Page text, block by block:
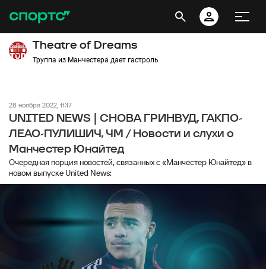
Theatre of Dreams
Труппа из Манчестера дает гастроль
28 ноября 2022, 11:17
UNITED NEWS | СНОВА ГРИНВУД, ГАКПО-
ЛЕАО-ПУЛИШИЧ, ЧМ / Новости и слухи о
Манчестер Юнайтед
Очередная порция новостей, связанных с «Манчестер Юнайтед» в
новом выпуске United News: